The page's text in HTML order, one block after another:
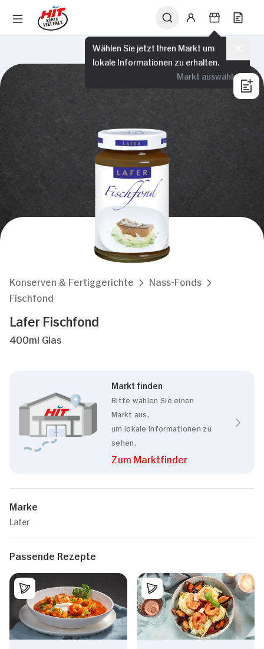
Wählen Sie jetzt Ihren Markt um
lokale Informationen zu erhalten.
Markt auswählen
Konserven & Fertiggerichte
Nass-Fonds
Fischfond
Lafer Fischfond
400ml Glas
Markt finden
Bitte wählen Sie einen
Markt aus,
um lokale Informationen zu
sehen.
Zum Marktfinder
Marke
Lafer
Passende Rezepte